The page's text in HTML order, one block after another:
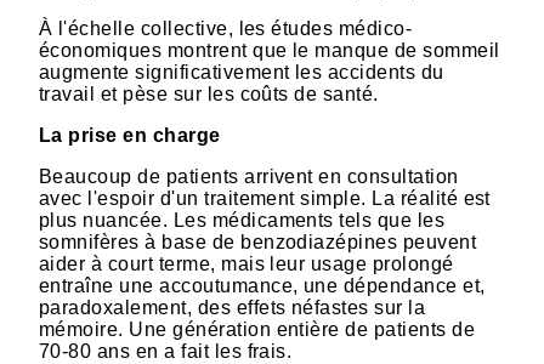
À l'échelle collective, les études médico-
économiques montrent que le manque de sommeil
augmente significativement les accidents du
travail et pèse sur les coûts de santé.
La prise en charge
Beaucoup de patients arrivent en consultation
avec l'espoir d'un traitement simple. La réalité est
plus nuancée. Les médicaments tels que les
somnifères à base de benzodiazépines peuvent
aider à court terme, mais leur usage prolongé
entraîne une accoutumance, une dépendance et,
paradoxalement, des effets néfastes sur la
mémoire. Une génération entière de patients de
70-80 ans en a fait les frais.